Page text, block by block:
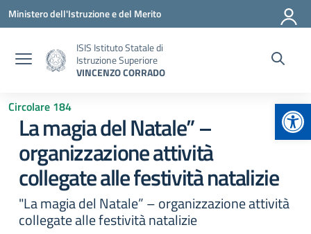
Vai ai contenuti
Vai al menu di navigazione
Vai al footer
Ministero dell'Istruzione e del Merito
ISIS Istituto Statale di
Istruzione Superiore
VINCENZO CORRADO
Circolare 184
La magia del Natale” –
organizzazione attività
collegate alle festività natalizie
"La magia del Natale” – organizzazione attività
collegate alle festività natalizie